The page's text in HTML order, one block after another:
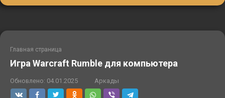
Главная страница
Игра Warcraft Rumble для компьютера
Обновлено: 04.01.2025 Аркады